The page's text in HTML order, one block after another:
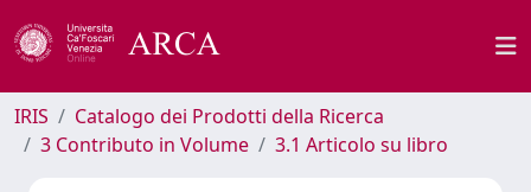
IRIS
Catalogo dei Prodotti della Ricerca
3 Contributo in Volume
3.1 Articolo su libro